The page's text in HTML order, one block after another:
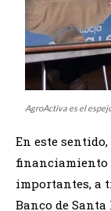
AgroActiva es el
En este
financiamiento
importantes, a
Banco de Santa